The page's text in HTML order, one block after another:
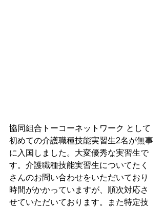
協同組合トーコーネットワーク として
初めての介護職種技能実習生2名が無事
に入国しました。大変優秀な実習生で
す。介護職種技能実習生についてたく
さんのお問い合わせをいただいており
時間がかかっていますが、順次対応さ
せていただいております。また特定技